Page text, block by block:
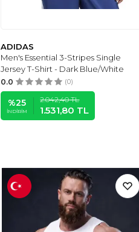
ADIDAS
Men's Essential 3-Stripes Single
Jersey T-Shirt - Dark Blue/White
0.0 (0)
%25
İNDIRIM
2.042,40TL
1.531,80 TL